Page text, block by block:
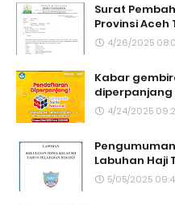
Surat
Provinsi Aceh
4/26/2025
Kabar
diperpanjang
4/24/2025
Labuhan Haji
5/05/2025